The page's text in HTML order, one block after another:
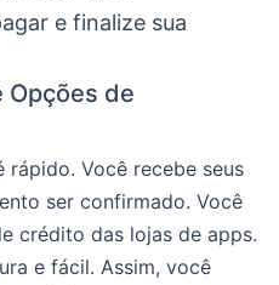
e finalize sua
Opções de
rápido. Você recebe seus
ser confirmado. Você
crédito das lojas de apps.
e fácil. Assim, você